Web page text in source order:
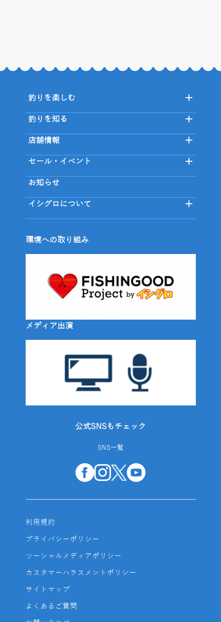
釣りを楽しむ
釣りを知る
店舗情報
セール・イベント
お知らせ
イシグロについて
環境への取り組み
メディア出演
公式SNSもチェック
SNS一覧
利用規約
プライバシーポリシー
ソーシャルメディアポリシー
カスタマーハラスメントポリシー
サイトマップ
よくあるご質問